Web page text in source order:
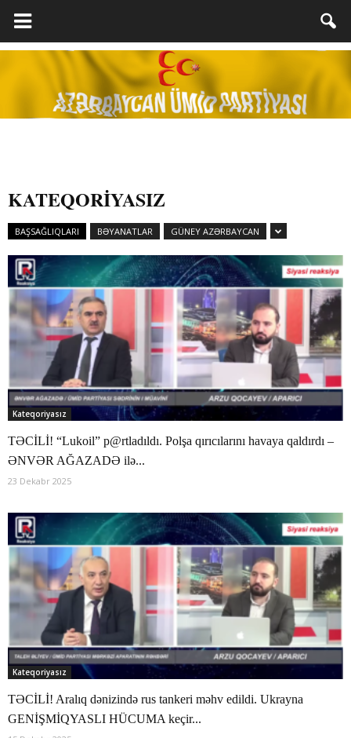
KATEQORIYASIZ
BAŞSAĞLIQLARI BƏYANATLAR GÜNEY AZƏRBAYCAN
Kateqoriyasız
TƏCİLİ! “Lukoil” p@rtladıldı. Polşa qırıcılarını havaya qaldırdı –
ƏNVƏR AĞAZADƏ ilə...
23 Dekabr 2025
Kateqoriyasız
TƏCİLİ! Aralıq dənizində rus tankeri məhv edildi. Ukrayna
GENİŞMİQYASLI HÜCUMA keçir...